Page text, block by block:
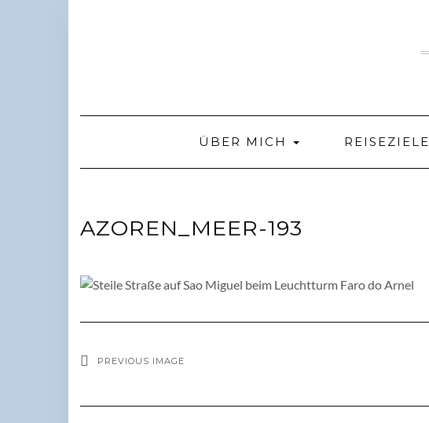
ÜBER MICH REISEZIELE
AZOREN_MEER-193
PREVIOUS IMAGE